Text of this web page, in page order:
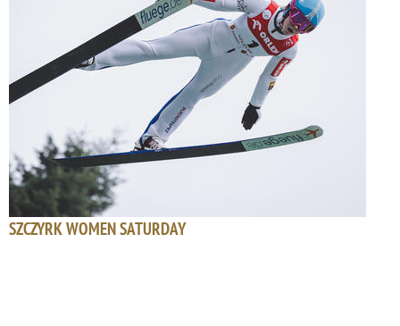
SZCZYRK WOMEN SATURDAY